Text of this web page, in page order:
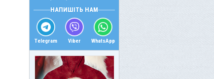
НАПИШІТЬ НАМ
Telegram Viber WhatsApp